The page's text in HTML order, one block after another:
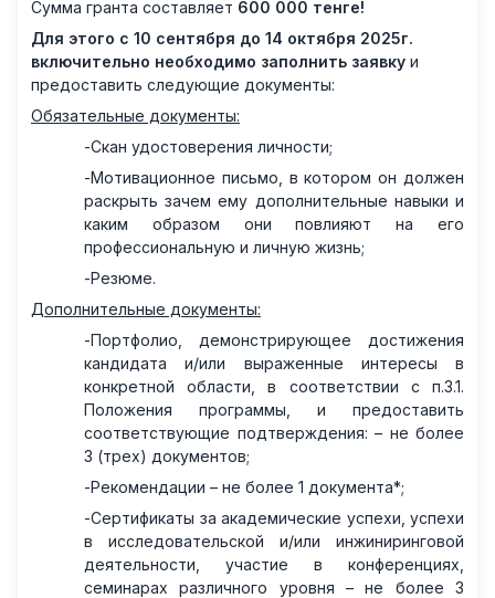
Сумма гранта составляет 600 000 тенге!
Для этого с 10 сентября до 14 октября 2025г.
включительно необходимо заполнить заявку и
предоставить следующие документы:
Обязательные документы:
-Скан удостоверения личности;
-Мотивационное письмо, в котором он должен
раскрыть зачем ему дополнительные навыки и
каким образом они повлияют на его
профессиональную и личную жизнь;
-Резюме.
Дополнительные документы:
-Портфолио, демонстрирующее достижения
кандидата и/или выраженные интересы в
конкретной области, в соответствии с п.3.1.
Положения программы, и предоставить
соответствующие подтверждения: – не более
3 (трех) документов;
-Рекомендации – не более 1 документа*;
-Сертификаты за академические успехи, успехи
в исследовательской и/или инжиниринговой
деятельности, участие в конференциях,
семинарах различного уровня – не более 3